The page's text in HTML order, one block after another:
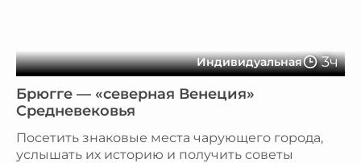
Индивидуальная 3ч
Брюгге — «северная Венеция»
Средневековья
Посетить знаковые места чарующего города,
услышать их историю и получить советы